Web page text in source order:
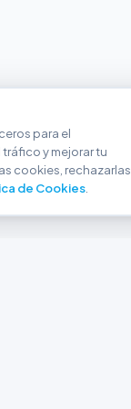
para el
y mejorar tu
cookies, rechazarlas
de Cookies.